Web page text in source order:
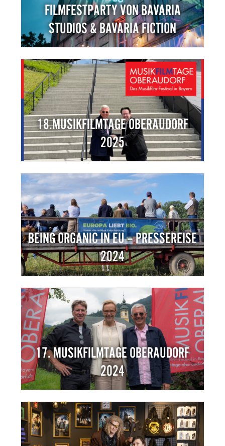
FILMFESTPARTY VON BAVARIA
STUDIOS & BAVARIA FICTION
18.MUSIKFILMTAGE OBERAUDORF
2025
BEING ORGANIC IN EU – PRESSEREISE
2024
17. MUSIKFILMTAGE OBERAUDORF
2024